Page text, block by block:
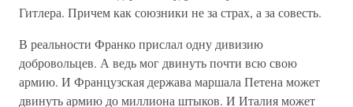
Гитлера. Причем как союзники не за страх, а за совесть.
В реальности Франко прислал одну дивизию
добровольцев. А ведь мог двинуть почти всю свою
армию. И Французская держава маршала Петена может
двинуть армию до миллиона штыков. И Италия может